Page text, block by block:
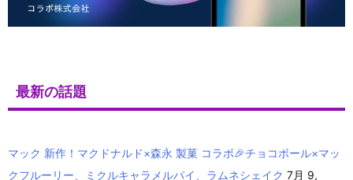
最新の話題
マック 新作！マクドナルド×森永 製菓 コラボ🎉チョコボール×マッ
クフルーリー、ミクルキャラメルパイ、ラムネシェイク 7月 9,